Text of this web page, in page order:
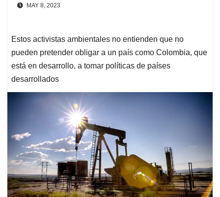
MAY 8, 2023
Estos activistas ambientales no entienden que no
pueden pretender obligar a un país como Colombia, que
está en desarrollo, a tomar políticas de países
desarrollados